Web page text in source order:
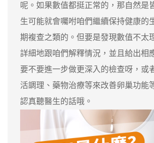
呢。如果數值都挺正常的，那自然是
生可能就會囑咐咱們繼續保持健康的
期複查之類的。但要是發現數值不太
詳細地跟咱們解釋情況，並且給出相
要不要進一步做更深入的檢查呀，或
活調理、藥物治療等來改善卵巢功能
認真聽醫生的話哦。